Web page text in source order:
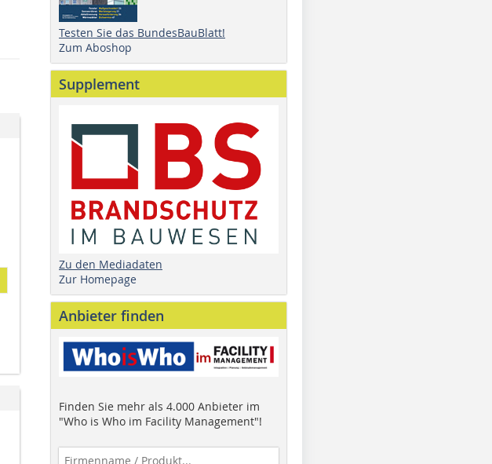
Testen Sie das BundesBauBlatt!
Zum Aboshop
Supplement
Zu den Mediadaten
Zur Homepage
Anbieter finden
Finden Sie mehr als 4.000 Anbieter im
"Who is Who im Facility Management"!